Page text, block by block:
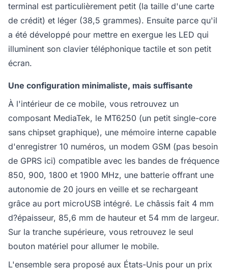
terminal est particulièrement petit (la taille d'une carte
de crédit) et léger (38,5 grammes). Ensuite parce qu'il
a été développé pour mettre en exergue les LED qui
illuminent son clavier téléphonique tactile et son petit
écran.
Une configuration minimaliste, mais suffisante
À l'intérieur de ce mobile, vous retrouvez un
composant MediaTek, le MT6250 (un petit single-core
sans chipset graphique), une mémoire interne capable
d'enregistrer 10 numéros, un modem GSM (pas besoin
de GPRS ici) compatible avec les bandes de fréquence
850, 900, 1800 et 1900 MHz, une batterie offrant une
autonomie de 20 jours en veille et se rechargeant
grâce au port microUSB intégré. Le châssis fait 4 mm
d?épaisseur, 85,6 mm de hauteur et 54 mm de largeur.
Sur la tranche supérieure, vous retrouvez le seul
bouton matériel pour allumer le mobile.
L'ensemble sera proposé aux États-Unis pour un prix